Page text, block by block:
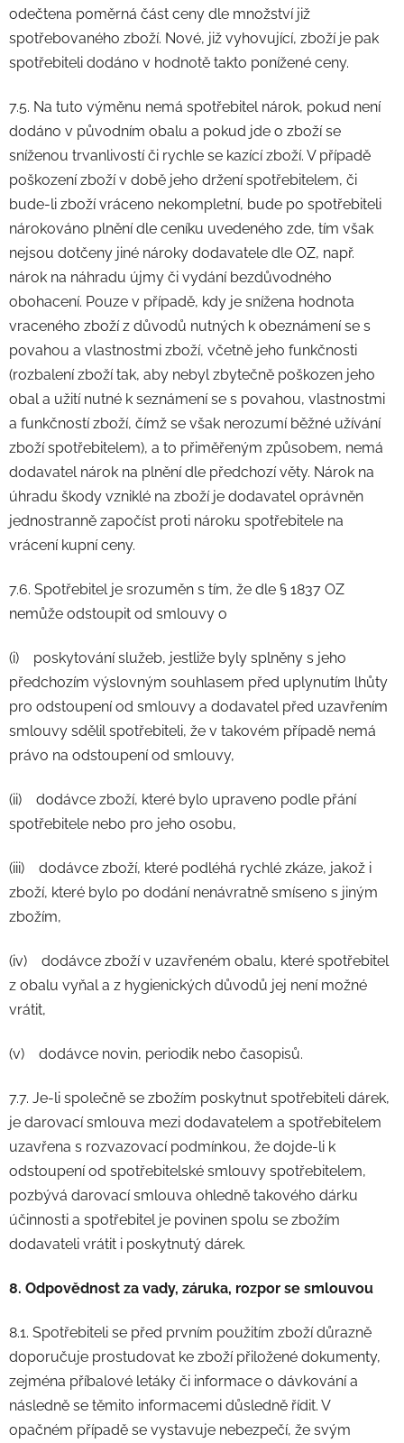
odečtena poměrná část ceny dle množství již
spotřebovaného zboží. Nové, již vyhovující, zboží je pak
spotřebiteli dodáno v hodnotě takto ponížené ceny.
7.5. Na tuto výměnu nemá spotřebitel nárok, pokud není
dodáno v původním obalu a pokud jde o zboží se
sníženou trvanlivostí či rychle se kazící zboží. V případě
poškození zboží v době jeho držení spotřebitelem, či
bude-li zboží vráceno nekompletní, bude po spotřebiteli
nárokováno plnění dle ceníku uvedeného zde, tím však
nejsou dotčeny jiné nároky dodavatele dle OZ, např.
nárok na náhradu újmy či vydání bezdůvodného
obohacení. Pouze v případě, kdy je snížena hodnota
vraceného zboží z důvodů nutných k obeznámení se s
povahou a vlastnostmi zboží, včetně jeho funkčnosti
(rozbalení zboží tak, aby nebyl zbytečně poškozen jeho
obal a užití nutné k seznámení se s povahou, vlastnostmi
a funkčností zboží, čímž se však nerozumí běžné užívání
zboží spotřebitelem), a to přiměřeným způsobem, nemá
dodavatel nárok na plnění dle předchozí věty. Nárok na
úhradu škody vzniklé na zboží je dodavatel oprávněn
jednostranně započíst proti nároku spotřebitele na
vrácení kupní ceny.
7.6. Spotřebitel je srozuměn s tím, že dle § 1837 OZ
nemůže odstoupit od smlouvy o
(i) poskytování služeb, jestliže byly splněny s jeho
předchozím výslovným souhlasem před uplynutím lhůty
pro odstoupení od smlouvy a dodavatel před uzavřením
smlouvy sdělil spotřebiteli, že v takovém případě nemá
právo na odstoupení od smlouvy,
(ii) dodávce zboží, které bylo upraveno podle přání
spotřebitele nebo pro jeho osobu,
(iii) dodávce zboží, které podléhá rychlé zkáze, jakož i
zboží, které bylo po dodání nenávratně smíseno s jiným
zbožím,
(iv) dodávce zboží v uzavřeném obalu, které spotřebitel
z obalu vyňal a z hygienických důvodů jej není možné
vrátit,
(v) dodávce novin, periodik nebo časopisů.
7.7. Je-li společně se zbožím poskytnut spotřebiteli dárek,
je darovací smlouva mezi dodavatelem a spotřebitelem
uzavřena s rozvazovací podmínkou, že dojde-li k
odstoupení od spotřebitelské smlouvy spotřebitelem,
pozbývá darovací smlouva ohledně takového dárku
účinnosti a spotřebitel je povinen spolu se zbožím
dodavateli vrátit i poskytnutý dárek.
8. Odpovědnost za vady, záruka, rozpor se smlouvou
8.1. Spotřebiteli se před prvním použitím zboží důrazně
doporučuje prostudovat ke zboží přiložené dokumenty,
zejména příbalové letáky či informace o dávkování a
následně se těmito informacemi důsledně řídit. V
opačném případě se vystavuje nebezpečí, že svým